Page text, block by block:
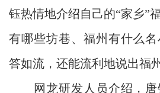
钰热情地介绍自己的“家乡”
有哪些坊巷、福州有什么
答如流，还能流利地说出福
网龙研发人员介绍，唐